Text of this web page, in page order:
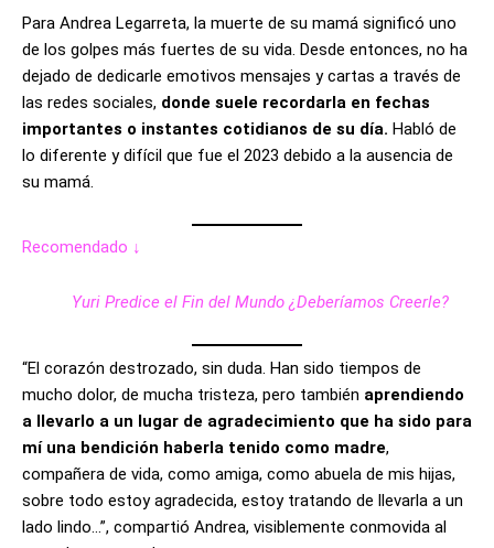
Para Andrea Legarreta, la muerte de su mamá significó uno
de los golpes más fuertes de su vida. Desde entonces, no ha
dejado de dedicarle emotivos mensajes y cartas a través de
las redes sociales, donde suele recordarla en fechas
importantes o instantes cotidianos de su día. Habló de
lo diferente y difícil que fue el 2023 debido a la ausencia de
su mamá.
Recomendado ↓
Yuri Predice el Fin del Mundo ¿Deberíamos Creerle?
“El corazón destrozado, sin duda. Han sido tiempos de
mucho dolor, de mucha tristeza, pero también aprendiendo
a llevarlo a un lugar de agradecimiento que ha sido para
mí una bendición haberla tenido como madre,
compañera de vida, como amiga, como abuela de mis hijas,
sobre todo estoy agradecida, estoy tratando de llevarla a un
lado lindo…”, compartió Andrea, visiblemente conmovida al